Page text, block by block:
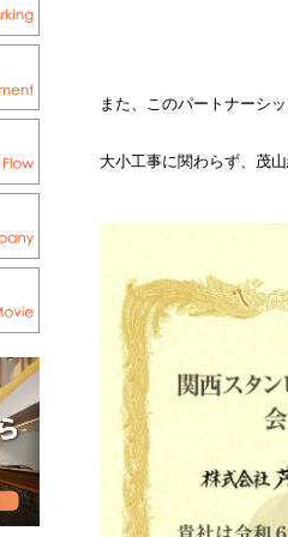
また、このパートナーシ
大小工事に関わらず、茂